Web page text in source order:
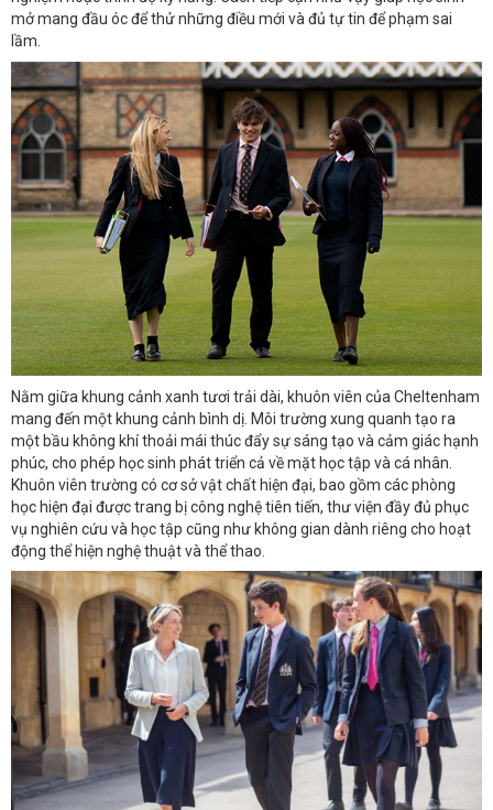
mở mang đầu óc để thử những điều mới và đủ tự tin để phạm sai
lầm.
Nằm giữa khung cảnh xanh tươi trải dài, khuôn viên của Cheltenham
mang đến một khung cảnh bình dị. Môi trường xung quanh tạo ra
một bầu không khí thoải mái thúc đẩy sự sáng tạo và cảm giác hạnh
phúc, cho phép học sinh phát triển cả về mặt học tập và cá nhân.
Khuôn viên trường có cơ sở vật chất hiện đại, bao gồm các phòng
học hiện đại được trang bị công nghệ tiên tiến, thư viện đầy đủ phục
vụ nghiên cứu và học tập cũng như không gian dành riêng cho hoạt
động thể hiện nghệ thuật và thể thao.